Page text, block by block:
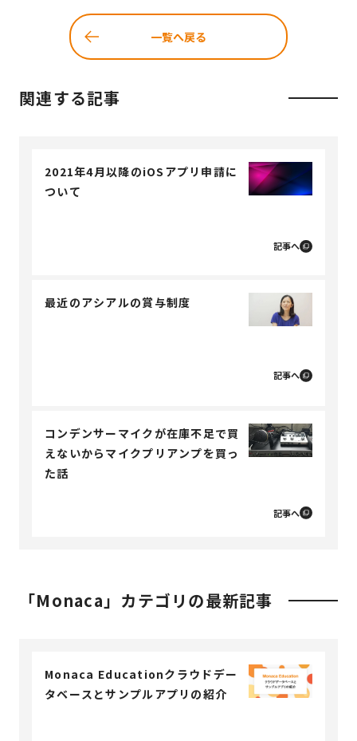
一覧へ戻る
関連する記事
2021年4月以降のiOSアプリ申請に
ついて
記事へ
最近のアシアルの賞与制度
記事へ
コンデンサーマイクが在庫不足で買
えないからマイクプリアンプを買っ
た話
記事へ
「Monaca」カテゴリの最新記事
Monaca Educationクラウドデー
タベースとサンプルアプリの紹介